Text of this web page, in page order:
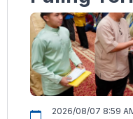
2026/08/07 8:59